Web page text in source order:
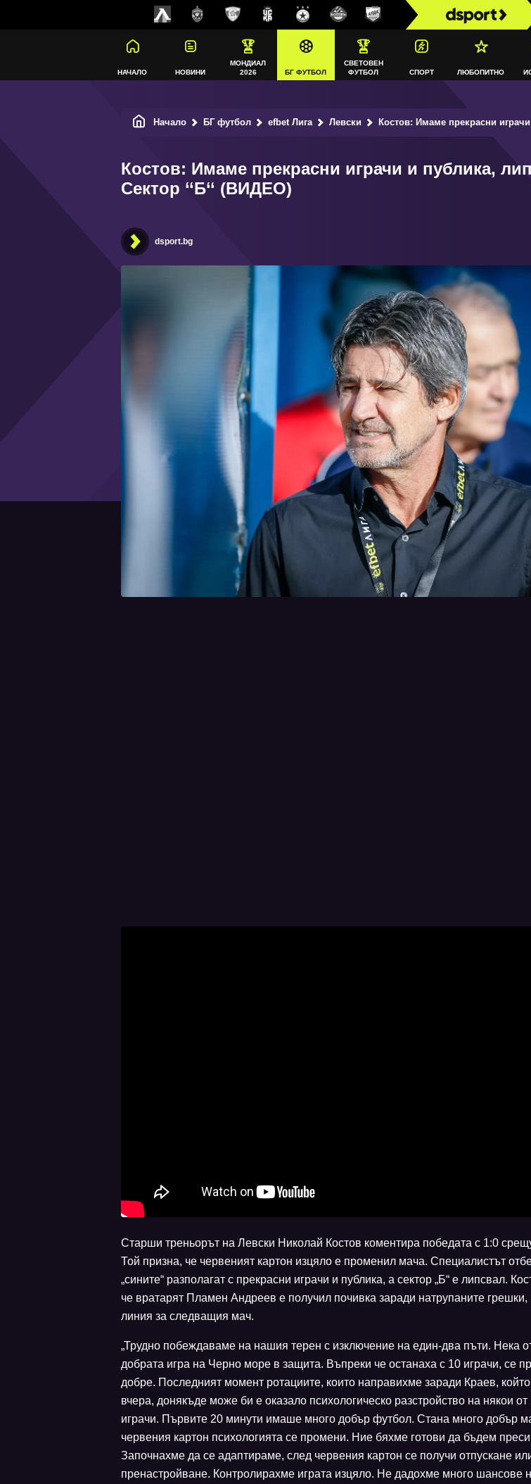
НАЧАЛО НОВИНИ
МОНДИАЛ
2026
БГ ФУТБОЛ
СВЕТОВЕН
ФУТБОЛ
СПОРТ ЛЮБОПИТНО
Начало БГ футбол efbet Лига Левски Костов: Имаме прекрасни играчи и публика, липсваше
Костов: Имаме прекрасни играчи и публика,
Сектор ‘‘Б‘‘ (ВИДЕО)
dsport.bg
Старши треньорът на Левски Николай Костов коментира победата с 1:0
Той призна, че червеният картон изцяло е променил мача. Специалистът
„сините“ разполагат с прекрасни играчи и публика, а сектор „Б“ е липсвал.
че вратарят Пламен Андреев е получил почивка заради натрупаните
линия за следващия мач.
„Трудно побеждаваме на нашия терен с изключение на един-два пъти. Нека
добрата игра на Черно море в защита. Въпреки че останаха с 10 играчи, се
добре. Последният момент ротациите, които направихме заради Краев,
вчера, донякъде може би е оказало психологическо разстройство на някои
играчи. Първите 20 минути имаше много добър футбол. Стана много добър
червения картон психологията се промени. Ние бяхме готови да бъдем
Започнахме да се адаптираме, след червения картон се получи отпускане
пренастройване. Контролирахме играта изцяло. Не дадохме много шансове